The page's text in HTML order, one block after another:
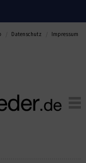
Datenschutz Impressum